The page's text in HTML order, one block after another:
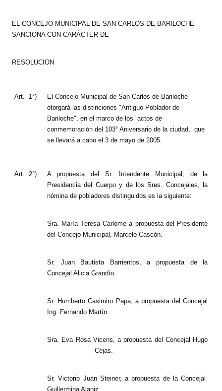
Datos Históricos
Mujeres que Dejaron Huellas - Registro
Periodistas Decanos - Registro
Ciudadano Ilustre - Registro
Huéspedes de Honor - Registro
Antiguos Pobladores - Registro
Reconocimientos - Registro
Bariloche, Municipio intercultural
Entrega de distinciones
EL CONCEJO MUNICIPAL DE SAN CARLOS DE BARILOCHE
SANCIONA CON CARÁCTER DE
RESOLUCION
Art. 1°)
El Concejo Municipal de San Carlos de Bariloche
otorgará las distinciones "Antiguo Poblador de
Bariloche", en el marco de los actos de
conmemoración del 103° Aniversario de la ciudad, que
se llevará a cabo el 3 de mayo de 2005.
Art. 2°)
A propuesta del Sr. Intendente Municipal, de la
Presidencia del Cuerpo y de los Sres. Concejales, la
nómina de pobladores distinguidos es la siguiente:
Sra. María Teresa Carlome a propuesta del Presidente
del Concejo Municipal, Marcelo Cascón.
Sr. Juan Bautista Barrientos, a propuesta de la
Concejal Alicia Grandío.
Sr. Humberto Casimiro Papa, a propuesta del Concejal
Ing. Fernando Martín.
Sra. Eva Rosa Vicens, a propuesta del Concejal Hugo
Cejas.
Sr. Victorio Juan Steiner, a propuesta de la Concejal
Guillermina Alaniz.